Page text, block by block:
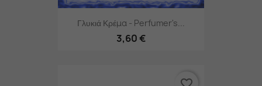
Γλυκιά Κρέμα - Perfumer's...
3,60 €